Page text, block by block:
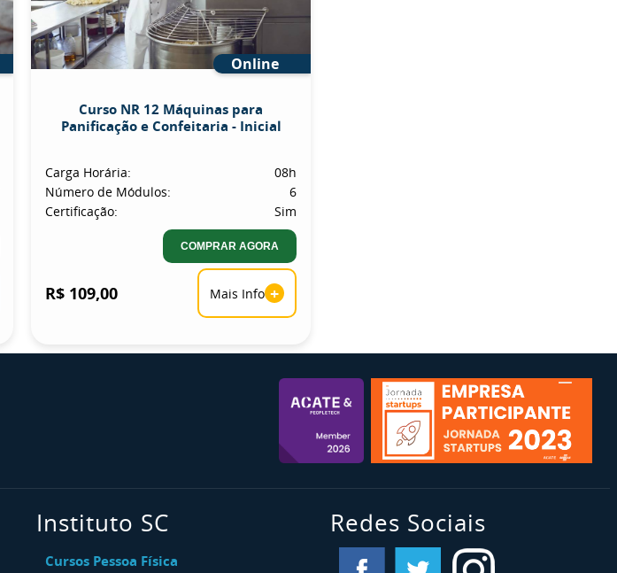
Online
Curso NR 12 Máquinas para
Panificação e Confeitaria - Inicial
Carga Horária:
08h
Número de Módulos:
6
Certificação:
Sim
COMPRAR AGORA
R$ 109,00 Mais Info +
Instituto SC
Cursos Pessoa Física
Redes Sociais